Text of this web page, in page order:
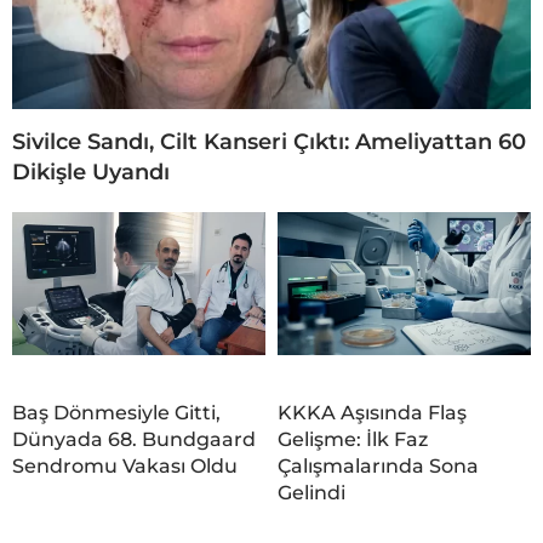
Sivilce Sandı, Cilt Kanseri Çıktı: Ameliyattan 60
Dikişle Uyandı
Baş Dönmesiyle Gitti,
Dünyada 68. Bundgaard
Sendromu Vakası Oldu
KKKA Aşısında Flaş
Gelişme: İlk Faz
Çalışmalarında Sona
Gelindi